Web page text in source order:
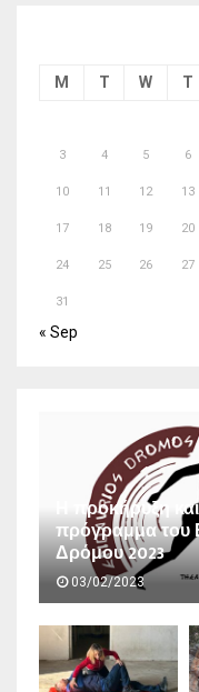
M T W T
3 4 5 6
10 11 12 13
17 18 19 20
24 25 26 27
31
« Sep
Η προκήρυξη
πρόγραμμα του
Δρόμου 2023
03/02/2023